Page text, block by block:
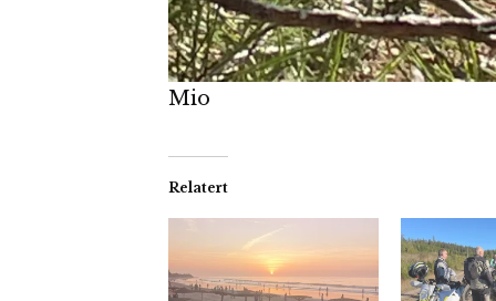
Mio
Relatert